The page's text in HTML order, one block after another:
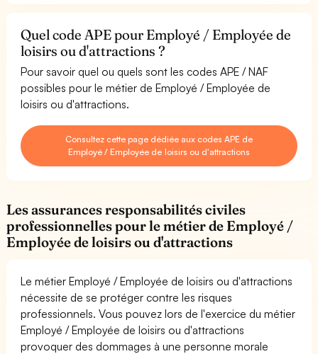
Quel code APE pour Employé / Employée de
loisirs ou d'attractions ?
Pour savoir quel ou quels sont les codes APE / NAF
possibles pour le métier de Employé / Employée de
loisirs ou d'attractions.
Consultez cette page dédiée aux codes APE de
Employé / Employée de loisirs ou d'attractions
Les assurances responsabilités civiles
professionnelles pour le métier de Employé /
Employée de loisirs ou d'attractions
Le métier Employé / Employée de loisirs ou d'attractions
nécessite de se protéger contre les risques
professionnels. Vous pouvez lors de l'exercice du métier
Employé / Employée de loisirs ou d'attractions
provoquer des dommages à une personne morale